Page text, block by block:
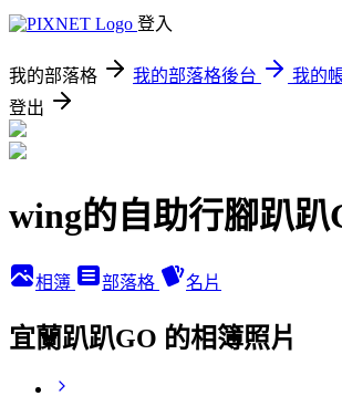
登入
我的部落格 我的部落格後台
我的
登出
wing的自助行腳趴趴
相簿 部落格 名片
宜蘭趴趴GO 的相簿照片